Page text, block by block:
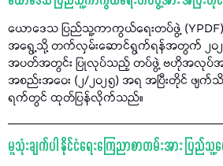
ယောဒေသ ပြည်သူ့ကာကွယ်ရေးတပ်ဖွဲ့ (YPDF)
အရွေ့သို့ တက်လှမ်းဆောင်ရွက်ရန်အတွက် ၂၀၂၅
အပတ်အတွင်း ပြုလုပ်သည့် တပ်ဖွဲ့ ဗဟိုအလုပ်
အစည်းအဝေး (၂/၂၀၂၅) အရ အပြီးတိုင် ဖျက်သိမ်
ရက်တွင် ထုတ်ပြန်လိုက်သည်။
မူသုံးချက်ပါ နိုင်ငံရေးကြေညာစာတမ်းအား ပြည်